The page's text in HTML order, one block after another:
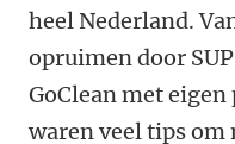
heel Nederland.
opruimen door
GoClean met
waren veel tips